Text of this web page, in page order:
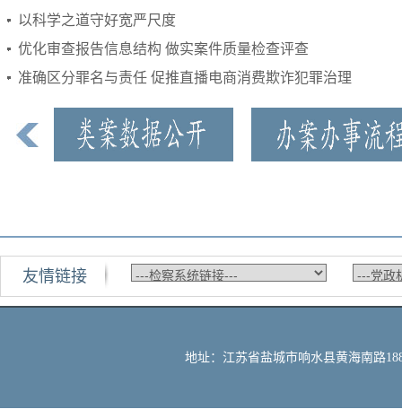
以科学之道守好宽严尺度
优化审查报告信息结构 做实案件质量检查评查
准确区分罪名与责任 促推直播电商消费欺诈犯罪治理
友情链接
地址：江苏省盐城市响水县黄海南